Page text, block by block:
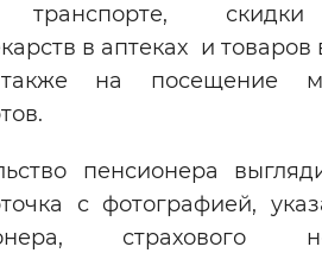
Выключены
Звуковой ассистент
стандартные настройки
транспорте,
в аптеках и товаров
на посещение
пенсионера
с фотографией,
страхового